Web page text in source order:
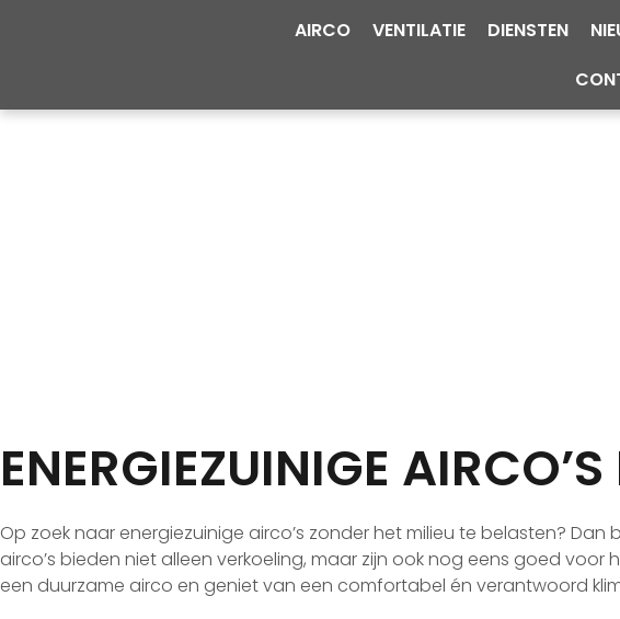
AIRCO VENTILATIE DIENSTEN
ENERGIEZUINIGE
Op zoek naar energiezuinige airco’s zonder het milieu te belasten?
airco’s bieden niet alleen verkoeling, maar zijn ook nog eens goed
een duurzame airco en geniet van een comfortabel én verantwoord